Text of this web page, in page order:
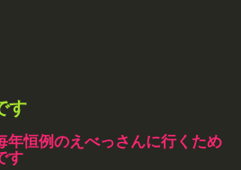
す
年恒例のえべっさんに行くため
す